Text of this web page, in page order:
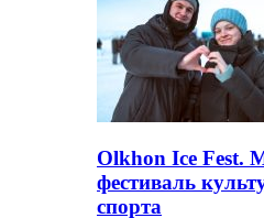
Olkhon Ice Fest.
фестиваль
спорта